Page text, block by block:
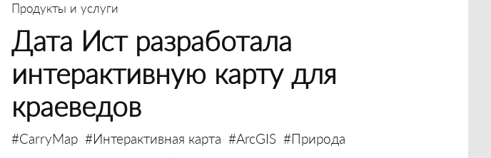
Продукты и услуги
Дата Ист разработала
интерактивную карту для
краеведов
#CarryMap #Интерактивная карта #ArcGIS #Природа